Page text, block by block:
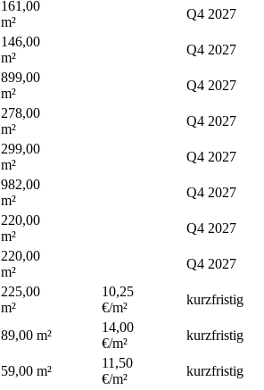
161,00
m²
Q4 2027
146,00
m²
Q4 2027
899,00
m²
Q4 2027
278,00
m²
Q4 2027
299,00
m²
Q4 2027
982,00
m²
Q4 2027
220,00
m²
Q4 2027
220,00
m²
Q4 2027
225,00
m²
10,25
€/m²
kurzfristig
89,00 m²
14,00
€/m²
kurzfristig
59,00 m²
11,50
€/m²
kurzfristig